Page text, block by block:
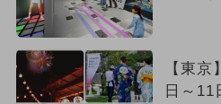
【東
日～11